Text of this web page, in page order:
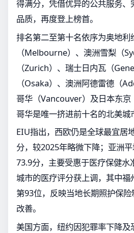
得满分，凭借优异的公共服务
品质，再度登上榜首。
排名第二至第十名依序为奥地
（Melbourne）、澳洲雪梨（
（Zurich）、瑞士日内瓦（
（Osaka）、澳洲阿德雷德（
哥华（Vancouver）及日本东京
哥华是唯一挤进前十名的北美城
EIU指出，西欧仍是全球最宜居
分，较2025年略微下降；亚洲
73.9分，主要受惠于医疗保健水
城市的医疗评分获上调，其中福
第93位，反映当地长期照护保
改善。
美国方面，纽约因犯罪率下降